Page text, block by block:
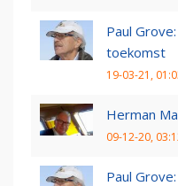
Paul
toekomst
19-03-21,
Herman
09-12-20,
Paul